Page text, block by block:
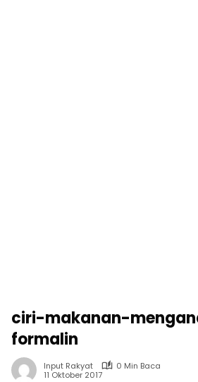
ciri-makanan-
formalin
Input Rakyat
0 Min Baca
11 Oktober 2017